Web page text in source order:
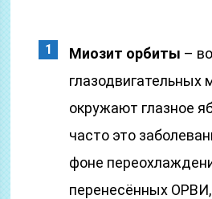
Миозит орбиты –
окружают глазное
часто это
фоне
перенесённых